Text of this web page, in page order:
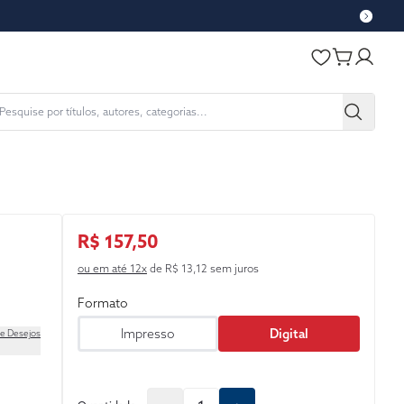
Desejos
R$ 157,50
ou em até 12xde R$ 13,12 sem juros
Formato
Impresso
Digital